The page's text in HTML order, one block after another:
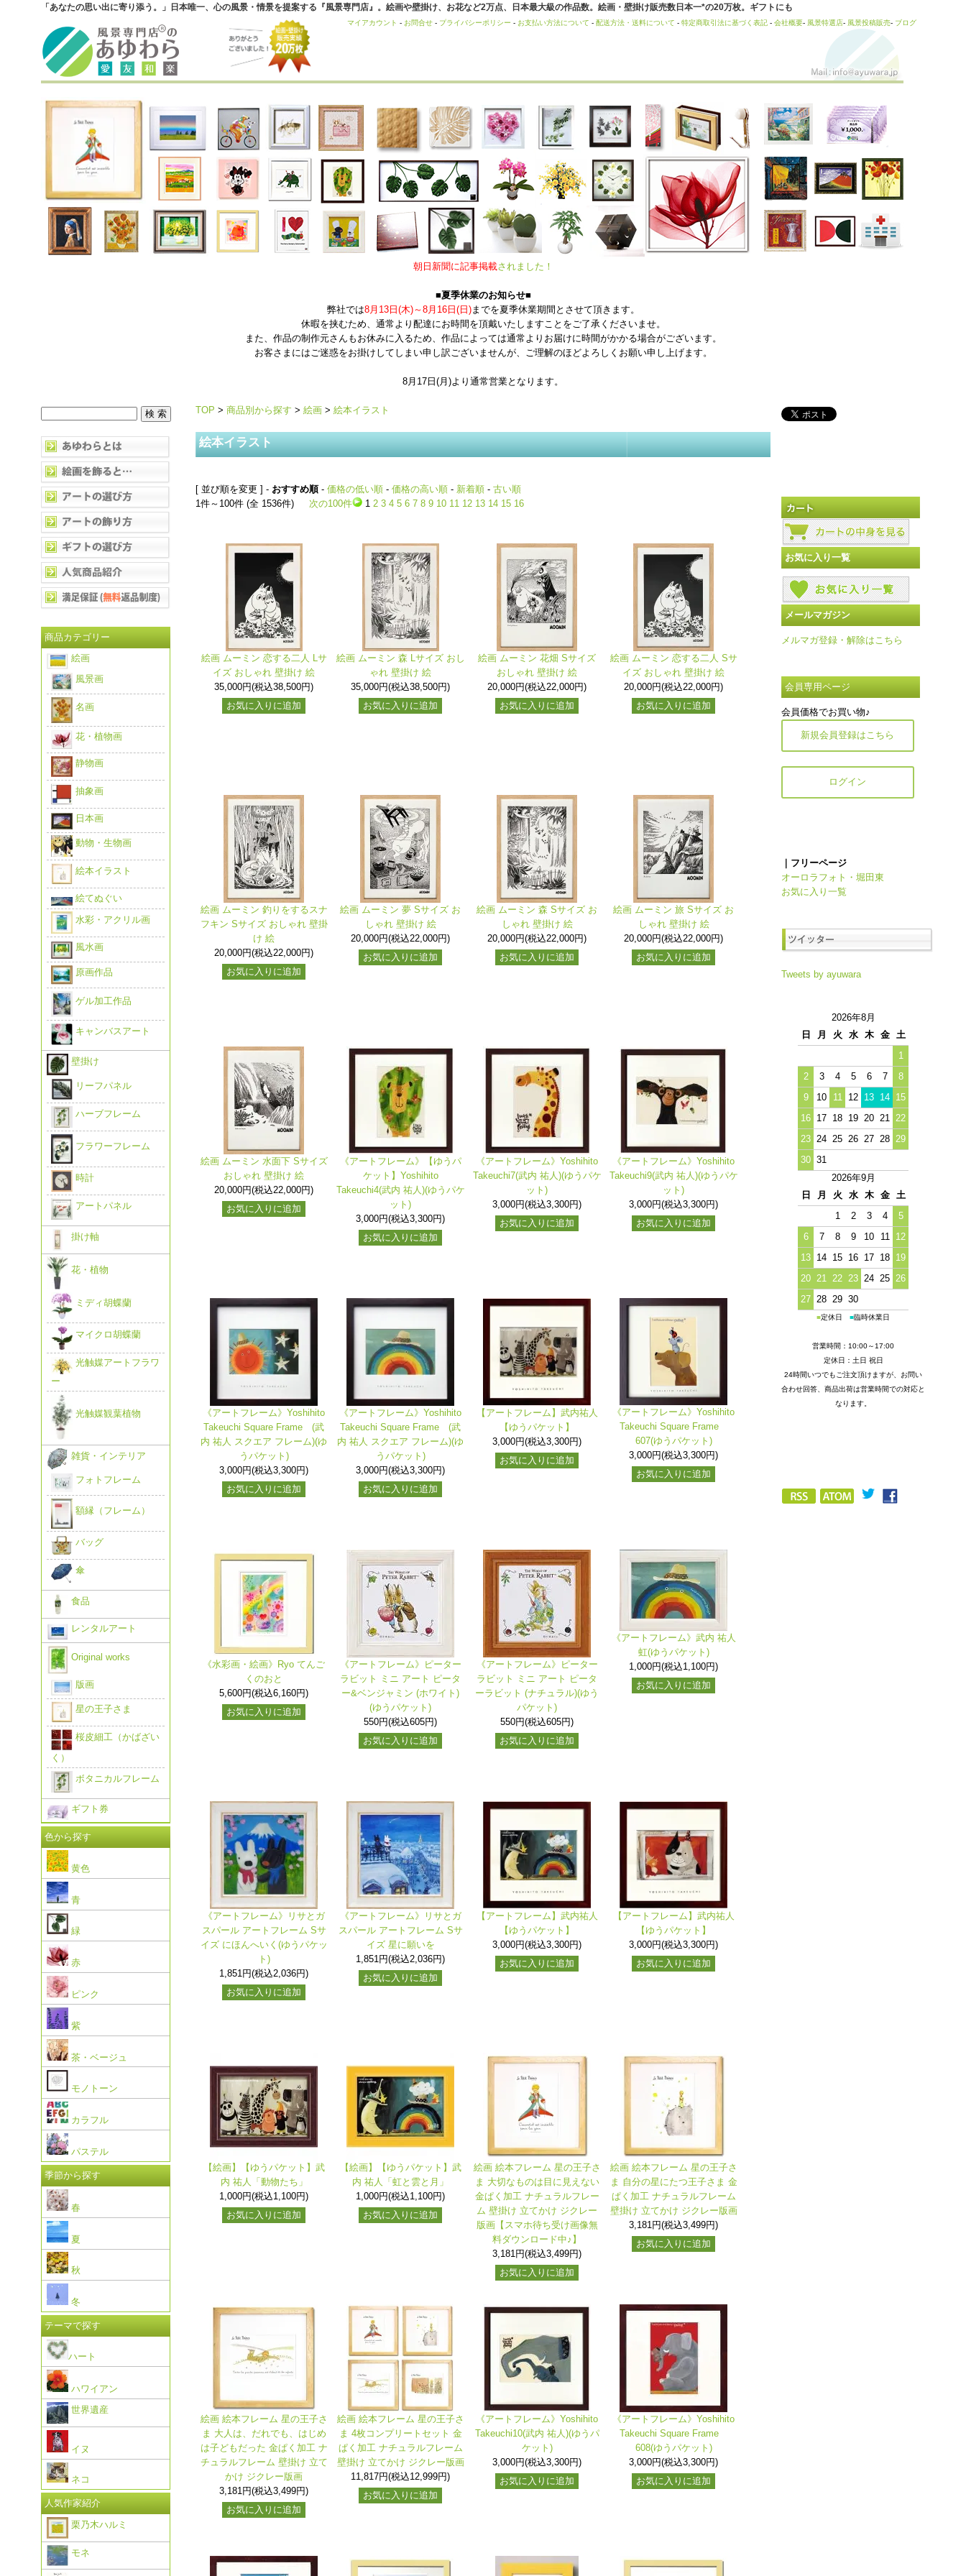
「あなたの思い出に寄り添う。」日本唯一、心の風景・情景を提案する『風景専門店』。絵画や壁掛け、お花など2万点、日本最大級の作品数。絵画・壁掛け販売数日本一*の20万枚。ギフトにも
マイアカウント - お問合せ - プライバシーポリシー - お支払い方法について - 配送方法・送料について - 特定商取引法に基づく表記 - 会社概要- 風景特選店- 風景投稿販売- ブログ
朝日新聞に記事掲載されました！
■夏季休業のお知らせ■
弊社では8月13日(木)～8月16日(日)までを夏季休業期間とさせて頂きます。
休暇を挟むため、通常より配達にお時間を頂戴いたしますことをご了承くださいませ。
また、作品の制作元さんもお休みに入るため、作品によっては通常よりお届けに時間がかかる場合がございます。
お客さまにはご迷惑をお掛けしてしまい申し訳ございませんが、ご理解のほどよろしくお願い申し上げます。
8月17日(月)より通常営業となります。
TOP > 商品別から探す > 絵画 > 絵本イラスト
絵本イラスト
[ 並び順を変更 ] - おすすめ順- 価格の低い順 - 価格の高い順 - 新着順 - 古い順
1件～100件 (全 1536件) 次の100件 1 2 3 4 5 6 7 8 9 10 11 12 13 14 15 16
絵画 ムーミン 恋する二人 Lサ
イズ おしゃれ 壁掛け 絵
35,000円(税込38,500円)
お気に入りに追加
絵画 ムーミン 森 Lサイズ おし
ゃれ 壁掛け 絵
35,000円(税込38,500円)
お気に入りに追加
絵画 ムーミン 花畑 Sサイズ
おしゃれ 壁掛け 絵
20,000円(税込22,000円)
お気に入りに追加
絵画 ムーミン 恋する二人 Sサ
イズ おしゃれ 壁掛け 絵
20,000円(税込22,000円)
お気に入りに追加
絵画 ムーミン 釣りをするスナ
フキン Sサイズ おしゃれ 壁掛
け 絵
20,000円(税込22,000円)
お気に入りに追加
絵画 ムーミン 夢 Sサイズ お
しゃれ 壁掛け 絵
20,000円(税込22,000円)
お気に入りに追加
絵画 ムーミン 森 Sサイズ お
しゃれ 壁掛け 絵
20,000円(税込22,000円)
お気に入りに追加
絵画 ムーミン 旅 Sサイズ お
しゃれ 壁掛け 絵
20,000円(税込22,000円)
お気に入りに追加
絵画 ムーミン 水面下 Sサイズ
おしゃれ 壁掛け 絵
20,000円(税込22,000円)
お気に入りに追加
《アートフレーム》【ゆうパ
ケット】Yoshihito
Takeuchi4(武内 祐人)(ゆうパケ
ット)
3,000円(税込3,300円)
お気に入りに追加
《アートフレーム》Yoshihito
Takeuchi7(武内 祐人)(ゆうパケ
ット)
3,000円(税込3,300円)
お気に入りに追加
《アートフレーム》Yoshihito
Takeuchi9(武内 祐人)(ゆうパケ
ット)
3,000円(税込3,300円)
お気に入りに追加
《アートフレーム》Yoshihito
Takeuchi Square Frame (武
内 祐人 スクエア フレーム)(ゆ
うパケット)
3,000円(税込3,300円)
お気に入りに追加
《アートフレーム》Yoshihito
Takeuchi Square Frame (武
内 祐人 スクエア フレーム)(ゆ
うパケット)
3,000円(税込3,300円)
お気に入りに追加
【アートフレーム】武内祐人
【ゆうパケット】
3,000円(税込3,300円)
お気に入りに追加
《アートフレーム》Yoshihito
Takeuchi Square Frame
607(ゆうパケット)
3,000円(税込3,300円)
お気に入りに追加
《水彩画・絵画》Ryo てんご
くのおと
5,600円(税込6,160円)
お気に入りに追加
《アートフレーム》ピーター
ラビット ミニ アート ピータ
ー&ベンジャミン (ホワイト)
(ゆうパケット)
550円(税込605円)
お気に入りに追加
《アートフレーム》ピーター
ラビット ミニ アート ピータ
ーラビット (ナチュラル)(ゆう
パケット)
550円(税込605円)
お気に入りに追加
《アートフレーム》武内 祐人
虹(ゆうパケット)
1,000円(税込1,100円)
お気に入りに追加
《アートフレーム》リサとガ
スパール アートフレーム Sサ
イズ にほんへいく(ゆうパケッ
ト)
1,851円(税込2,036円)
お気に入りに追加
《アートフレーム》リサとガ
スパール アートフレーム Sサ
イズ 星に願いを
1,851円(税込2,036円)
お気に入りに追加
【アートフレーム】武内祐人
【ゆうパケット】
3,000円(税込3,300円)
お気に入りに追加
【アートフレーム】武内祐人
【ゆうパケット】
3,000円(税込3,300円)
お気に入りに追加
【絵画】【ゆうパケット】武
内 祐人「動物たち」
1,000円(税込1,100円)
お気に入りに追加
【絵画】【ゆうパケット】武
内 祐人「虹と雲と月」
1,000円(税込1,100円)
お気に入りに追加
絵画 絵本フレーム 星の王子さ
ま 大切なものは目に見えない
金ぱく加工 ナチュラルフレー
ム 壁掛け 立てかけ ジクレー
版画【スマホ待ち受け画像無
料ダウンロード中♪】
3,181円(税込3,499円)
お気に入りに追加
絵画 絵本フレーム 星の王子さ
ま 自分の星にたつ王子さま 金
ぱく加工 ナチュラルフレーム
壁掛け 立てかけ ジクレー版画
3,181円(税込3,499円)
お気に入りに追加
絵画 絵本フレーム 星の王子さ
ま 大人は、だれでも、はじめ
は子どもだった 金ぱく加工 ナ
チュラルフレーム 壁掛け 立て
かけ ジクレー版画
3,181円(税込3,499円)
お気に入りに追加
絵画 絵本フレーム 星の王子さ
ま 4枚コンプリートセット 金
ぱく加工 ナチュラルフレーム
壁掛け 立てかけ ジクレー版画
11,817円(税込12,999円)
お気に入りに追加
《アートフレーム》Yoshihito
Takeuchi10(武内 祐人)(ゆうパ
ケット)
3,000円(税込3,300円)
お気に入りに追加
《アートフレーム》Yoshihito
Takeuchi Square Frame
608(ゆうパケット)
3,000円(税込3,300円)
お気に入りに追加
商品カテゴリー
絵画
風景画
名画
花・植物画
静物画
抽象画
日本画
動物・生物画
絵本イラスト
絵てぬぐい
水彩・アクリル画
風水画
原画作品
ゲル加工作品
キャンバスアート
壁掛け
リーフパネル
ハーブフレーム
フラワーフレーム
時計
アートパネル
掛け軸
花・植物
ミディ胡蝶蘭
マイクロ胡蝶蘭
光触媒アートフラワ
ー
光触媒観葉植物
雑貨・インテリア
フォトフレーム
額縁（フレーム）
バッグ
傘
食品
レンタルアート
Original works
版画
星の王子さま
桜皮細工（かばざい
く）
ボタニカルフレーム
ギフト券
色から探す
黄色
青
緑
赤
ピンク
紫
茶・ベージュ
モノトーン
カラフル
パステル
季節から探す
春
夏
秋
冬
テーマで探す
ハート
ハワイアン
世界遺産
イヌ
ネコ
人気作家紹介
栗乃木ハルミ
モネ
お気に入り一覧
メールマガジン
メルマガ登録・解除はこちら
会員専用ページ
会員価格でお買い物♪
新規会員登録はこちら
ログイン
｜フリーページ
オーロラフォト・堀田東
お気に入り一覧
Tweets by ayuwara
2026年8月
日
月 火 水 木 金
土
1
2
3 4 5 6 7
8
9
10 11 12 13 14 15
16 17 18 19 20 21
22
23 24 25 26 27 28 29
30 31
2026年9月
日
月 火 水 木 金
土
1
2 3 4
5
6
7 8 9 10 11
12
13 14 15 16 17 18 19
20 21 22 23 24 25 26
27 28 29 30
■定休日 ■臨時休業日
営業時間：10:00～17:00
定休日：土日 祝日
24時間いつでもご注文頂けますが、お問い
合わせ回答、商品出荷は営業時間での対応と
なります。